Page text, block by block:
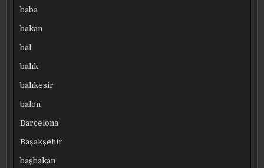
baba
bakan
bal
balık
balıkesir
balon
Barcelona
Başakşehir
başbakan